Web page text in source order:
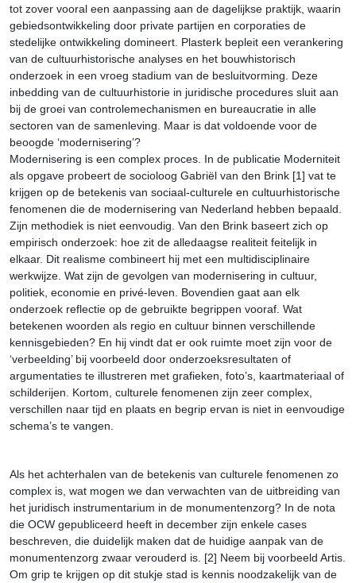
tot zover vooral een aanpassing aan de dagelijkse praktijk, waarin
gebiedsontwikkeling door private partijen en corporaties de
stedelijke ontwikkeling domineert. Plasterk bepleit een verankering
van de cultuurhistorische analyses en het bouwhistorisch
onderzoek in een vroeg stadium van de besluitvorming. Deze
inbedding van de cultuurhistorie in juridische procedures sluit aan
bij de groei van controlemechanismen en bureaucratie in alle
sectoren van de samenleving. Maar is dat voldoende voor de
beoogde ‘modernisering’?
Modernisering is een complex proces. In de publicatie Moderniteit
als opgave probeert de socioloog Gabriël van den Brink [1] vat te
krijgen op de betekenis van sociaal-culturele en cultuurhistorische
fenomenen die de modernisering van Nederland hebben bepaald.
Zijn methodiek is niet eenvoudig. Van den Brink baseert zich op
empirisch onderzoek: hoe zit de alledaagse realiteit feitelijk in
elkaar. Dit realisme combineert hij met een multidisciplinaire
werkwijze. Wat zijn de gevolgen van modernisering in cultuur,
politiek, economie en privé-leven. Bovendien gaat aan elk
onderzoek reflectie op de gebruikte begrippen vooraf. Wat
betekenen woorden als regio en cultuur binnen verschillende
kennisgebieden? En hij vindt dat er ook ruimte moet zijn voor de
‘verbeelding’ bij voorbeeld door onderzoeksresultaten of
argumentaties te illustreren met grafieken, foto’s, kaartmateriaal of
schilderijen. Kortom, culturele fenomenen zijn zeer complex,
verschillen naar tijd en plaats en begrip ervan is niet in eenvoudige
schema’s te vangen.
Als het achterhalen van de betekenis van culturele fenomenen zo
complex is, wat mogen we dan verwachten van de uitbreiding van
het juridisch instrumentarium in de monumentenzorg? In de nota
die OCW gepubliceerd heeft in december zijn enkele cases
beschreven, die duidelijk maken dat de huidige aanpak van de
monumentenzorg zwaar verouderd is. [2] Neem bij voorbeeld Artis.
Om grip te krijgen op dit stukje stad is kennis noodzakelijk van de